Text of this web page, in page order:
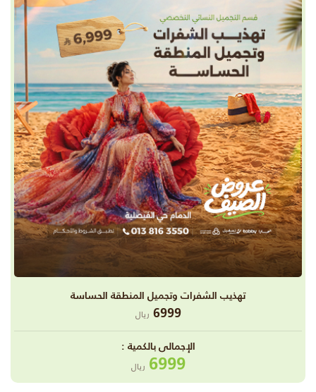
تهذيب الشفرات وتجميل المنطقة الحساسة
6999 ريال
اﻹجمالى بالكمية :
6999 ريال